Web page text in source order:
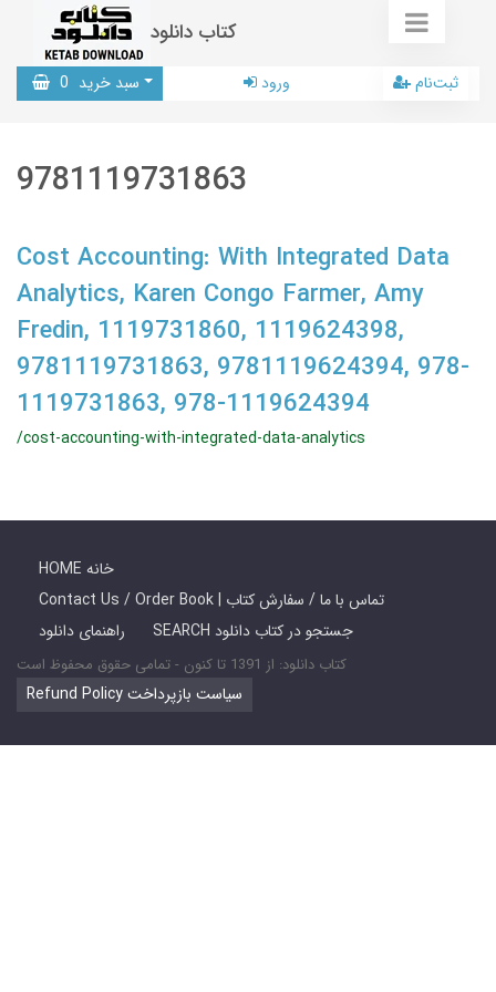
کتاب دانلود
سبد خرید 0 ورود ثبت‌نام
9781119731863
Cost Accounting: With Integrated Data
Analytics, Karen Congo Farmer, Amy
Fredin, 1119731860, 1119624398,
9781119731863, 9781119624394, 978-
1119731863, 978-1119624394
/cost-accounting-with-integrated-data-analytics
HOME خانه
Contact Us / Order Book | تماس با ما / سفارش کتاب
راهنمای دانلود
SEARCH جستجو در کتاب دانلود
کتاب دانلود: از 1391 تا کنون - تمامی حقوق محفوظ است
Refund Policy سیاست بازپرداخت